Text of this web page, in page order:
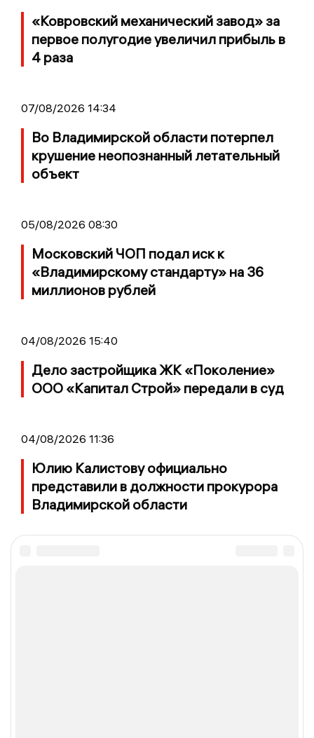
«Ковровский механический завод» за
первое полугодие увеличил прибыль в
4 раза
07/08/2026 14:34
Во Владимирской области потерпел
крушение неопознанный летательный
объект
05/08/2026 08:30
Московский ЧОП подал иск к
«Владимирскому стандарту» на 36
миллионов рублей
04/08/2026 15:40
Дело застройщика ЖК «Поколение»
ООО «Капитал Строй» передали в суд
04/08/2026 11:36
Юлию Калистову официально
представили в должности прокурора
Владимирской области